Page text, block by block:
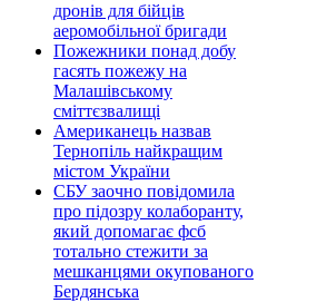
дронів для бійців
аеромобільної бригади
Пожежники понад добу
гасять пожежу на
Малашівському
сміттєзвалищі
Американець назвав
Тернопіль найкращим
містом України
СБУ заочно повідомила
про підозру колаборанту,
який допомагає фсб
тотально стежити за
мешканцями окупованого
Бердянська